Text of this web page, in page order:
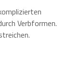
Verbformen.